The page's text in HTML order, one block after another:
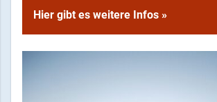
Hier gibt es weitere Infos